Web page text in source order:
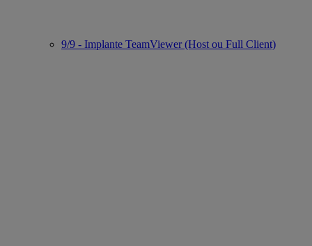
9/9 - Implante TeamViewer (Host ou Full Client)